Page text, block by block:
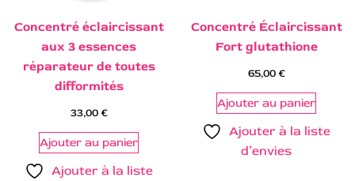
Concentré éclaircissant
aux 3 essences
réparateur de toutes
difformités
33,00€
Ajouter au panier
Ajouter à la liste
Concentré Éclaircissant
Fort glutathione
65,00€
Ajouter au panier
Ajouter à la liste
d’envies